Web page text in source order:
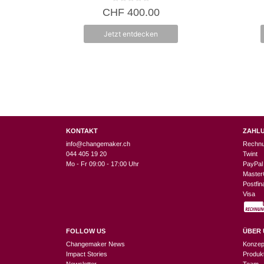
0
v
5
CHF400.00
Jetzt entdecken
KONTAKT
info@changemaker.ch
044 405 19 20
Mo - Fr 09:00 - 17:00 Uhr
FOLLOW US
Changemaker News
Impact Stories
Twint
PayPal
Visa
ÜBER